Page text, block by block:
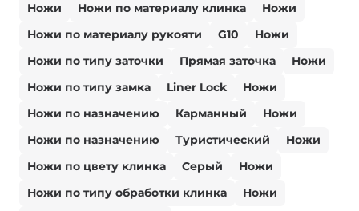
Ножи Ножи по материалу клинка
Ножи
Ножи по материалу рукояти
G10
Ножи
Ножи по типу заточки
Прямая заточка
Ножи
Ножи по типу замка
Liner Lock
Ножи
Ножи по назначению
Карманный
Ножи
Ножи по назначению
Туристический
Ножи
Ножи по цвету клинка
Серый
Ножи
Ножи по типу обработки клинка
Ножи